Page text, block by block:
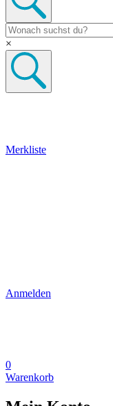
×
Merkliste
Anmelden
0
Warenkorb